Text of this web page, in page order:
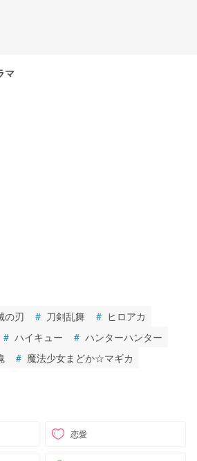
マ
の刃 # 刀剣乱舞 # ヒロアカ
# ハイキュー # ハンターハンター
# 魔法少女まどか☆マギカ
恋愛